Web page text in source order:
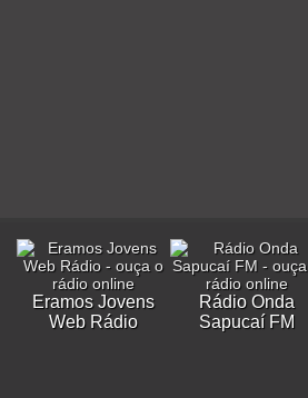
Eramos Jovens
Web Rádio
Rádio Onda
Sapucaí FM